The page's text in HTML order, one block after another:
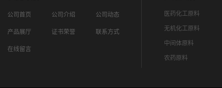
公司首页 公司介绍 公司动态
产品展厅 证书荣誉 联系方式
在线留言
医药化工原料
无机化工原料
中间体原料
农药原料